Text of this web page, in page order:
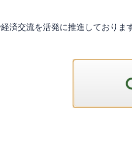
済交流を活発に推進しておりま